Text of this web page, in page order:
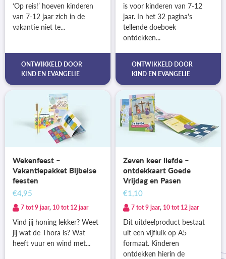
‘Op reis!’ hoeven kinderen
van 7-12 jaar zich in de
vakantie niet te...
ONTWIKKELD DOOR
KIND EN EVANGELIE
is voor kinderen van 7-12
jaar. In het 32 pagina's
tellende doeboek
ontdekken...
ONTWIKKELD DOOR
KIND EN EVANGELIE
Wekenfeest –
Vakantiepakket Bijbelse
feesten
€4,95
7 tot 9 jaar, 10 tot 12 jaar
Vind jij honing lekker? Weet
jij wat de Thora is? Wat
heeft vuur en wind met...
Zeven keer liefde –
ontdekkaart Goede
Vrijdag en Pasen
€1,10
7 tot 9 jaar, 10 tot 12 jaar
Dit uitdeelproduct bestaat
uit een vijfluik op A5
formaat. Kinderen
ontdekken hierin de